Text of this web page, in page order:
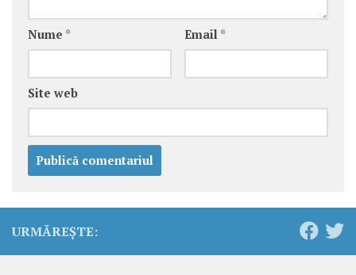
Nume * Email *
Site web
URMĂREȘTE: